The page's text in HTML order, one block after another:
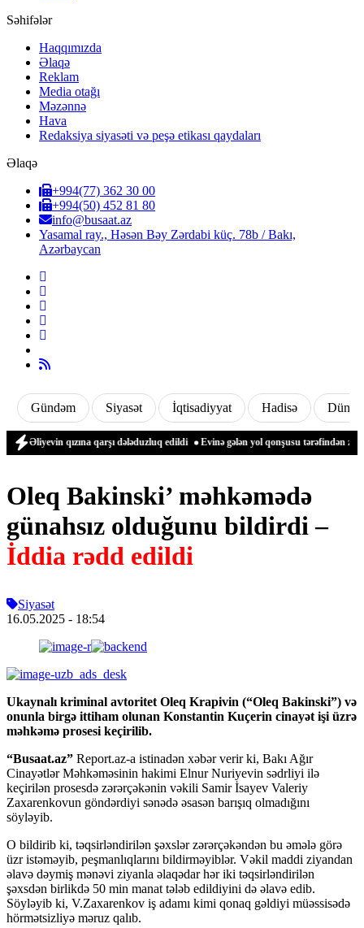
Səhifələr
Haqqımızda
Əlaqə
Reklam
Media otağı
Məzənnə
Hava
Redaksiya siyasəti və peşə etikası qaydaları
Əlaqə
+994(77) 362 30 00
+994(50) 452 81 80
info@busaat.az
Yasamal ray., Həsən Bəy Zərdabi küç. 78b / Bakı,
Azərbaycan
Gündəm Siyasət İqtisadiyyat Hadisə Dünya
qızına qarşı dələduzluq edildi Evinə gələn yol qonşusu tərəfindən zəbt
Oleq Bakinski’ məhkəmədə
günahsız olduğunu bildirdi –
İddia rədd edildi
Siyasət
16.05.2025 - 18:54
Ukaynalı kriminal avtoritet Oleq Krapivin (“Oleq Bakinski”) və
onunla birgə ittiham olunan Konstantin Kuçerin cinayət işi üzrə
məhkəmə prosesi keçirilib.
“Busaat.az” Report.az-a istinadən xəbər verir ki, Bakı Ağır
Cinayətlər Məhkəməsinin hakimi Elnur Nuriyevin sədrliyi ilə
keçirilən prosesdə zərərçəkənin vəkili Samir İsayev Valeriy
Zaxarenkovun göndərdiyi sənədə əsasən barışıq olmadığını
söyləyib.
O bildirib ki, təqsirləndirilən şəxslər zərərçəkəndən bu əmələ görə
üzr istəməyib, peşmanlıqlarını bildirməyiblər. Vəkil maddi ziyandan
əlavə dəymiş mənəvi ziyanla əlaqədar hər iki təqsirləndirilən
şəxsdən birlikdə 50 min manat tələb edildiyini də əlavə edib.
Söyləyib ki, V.Zaxarenkov iş adamı kimi qonaq gəldiyi müəssisədə
hörmətsizliyə məruz qalıb.